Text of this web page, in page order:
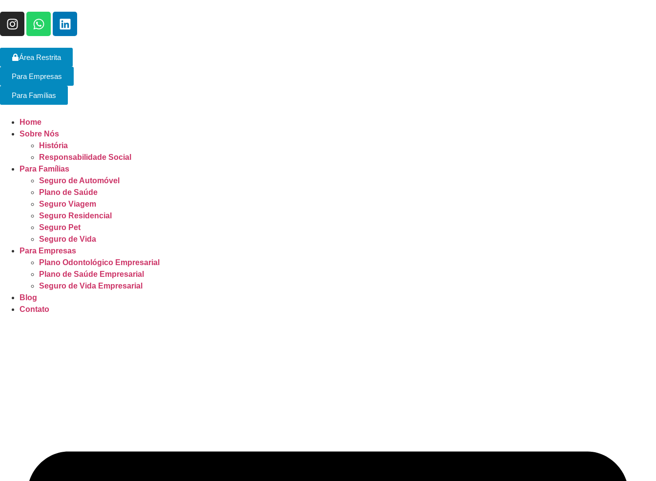
Área Restrita
Para Empresas
Para Famílias
Home
Sobre Nós
História
Responsabilidade Social
Para Famílias
Seguro de Automóvel
Plano de Saúde
Seguro Viagem
Seguro Residencial
Seguro Pet
Seguro de Vida
Para Empresas
Plano Odontológico Empresarial
Plano de Saúde Empresarial
Seguro de Vida Empresarial
Blog
Contato